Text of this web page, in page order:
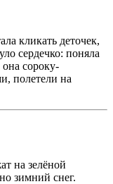
кликать деточек,
сердечко: поняла
сороку-
полетели на
на зелёной
зимний снег.